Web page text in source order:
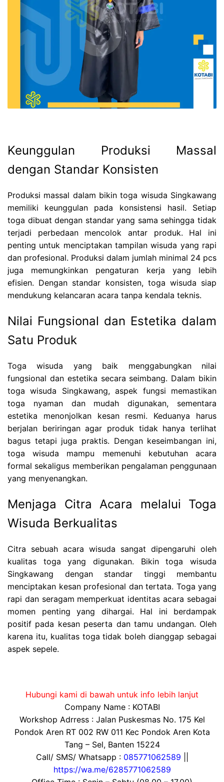
Keunggulan Produksi Massal
dengan Standar Konsisten
Produksi massal dalam bikin toga wisuda Singkawang
memiliki keunggulan pada konsistensi hasil. Setiap
toga dibuat dengan standar yang sama sehingga tidak
terjadi perbedaan mencolok antar produk. Hal ini
penting untuk menciptakan tampilan wisuda yang rapi
dan profesional. Produksi dalam jumlah minimal 24 pcs
juga memungkinkan pengaturan kerja yang lebih
efisien. Dengan standar konsisten, toga wisuda siap
mendukung kelancaran acara tanpa kendala teknis.
Nilai Fungsional dan Estetika dalam
Satu Produk
Toga wisuda yang baik menggabungkan nilai
fungsional dan estetika secara seimbang. Dalam bikin
toga wisuda Singkawang, aspek fungsi memastikan
toga nyaman dan mudah digunakan, sementara
estetika menonjolkan kesan resmi. Keduanya harus
berjalan beriringan agar produk tidak hanya terlihat
bagus tetapi juga praktis. Dengan keseimbangan ini,
toga wisuda mampu memenuhi kebutuhan acara
formal sekaligus memberikan pengalaman penggunaan
yang menyenangkan.
Menjaga Citra Acara melalui Toga
Wisuda Berkualitas
Citra sebuah acara wisuda sangat dipengaruhi oleh
kualitas toga yang digunakan. Bikin toga wisuda
Singkawang dengan standar tinggi membantu
menciptakan kesan profesional dan tertata. Toga yang
rapi dan seragam memperkuat identitas acara sebagai
momen penting yang dihargai. Hal ini berdampak
positif pada kesan peserta dan tamu undangan. Oleh
karena itu, kualitas toga tidak boleh dianggap sebagai
aspek sepele.
Hubungi kami di bawah untuk info lebih lanjut
Company Name : KOTABI
Workshop Adrress : Jalan Puskesmas No. 175 Kel
Pondok Aren RT 002 RW 011 Kec Pondok Aren Kota
Tang – Sel, Banten 15224
Call/ SMS/ Whatsapp : 085771062589
https://wa.me/6285771062589